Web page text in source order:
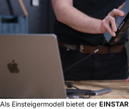
Als Einsteigermodell bietet der EINSTAR